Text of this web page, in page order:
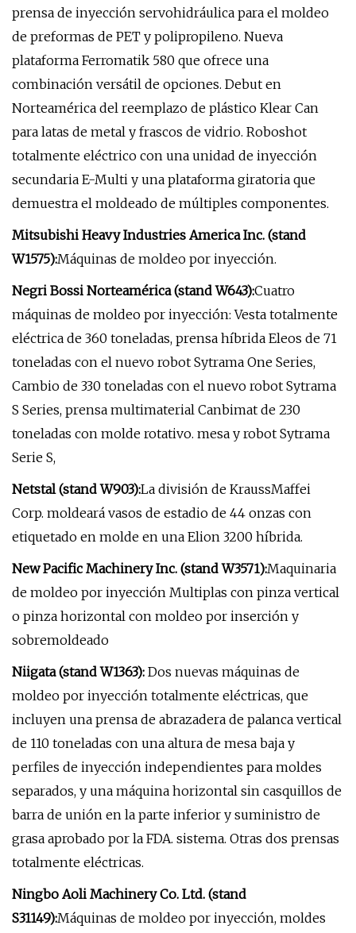
prensa de inyección servohidráulica para el moldeo
de preformas de PET y polipropileno. Nueva
plataforma Ferromatik 580 que ofrece una
combinación versátil de opciones. Debut en
Norteamérica del reemplazo de plástico Klear Can
para latas de metal y frascos de vidrio. Roboshot
totalmente eléctrico con una unidad de inyección
secundaria E-Multi y una plataforma giratoria que
demuestra el moldeado de múltiples componentes.
Mitsubishi Heavy Industries America Inc. (stand
W1575):Máquinas de moldeo por inyección.
Negri Bossi Norteamérica (stand W643):Cuatro
máquinas de moldeo por inyección: Vesta totalmente
eléctrica de 360 ​​toneladas, prensa híbrida Eleos de 71
toneladas con el nuevo robot Sytrama One Series,
Cambio de 330 toneladas con el nuevo robot Sytrama
S Series, prensa multimaterial Canbimat de 230
toneladas con molde rotativo. mesa y robot Sytrama
Serie S,
Netstal (stand W903):La división de KraussMaffei
Corp. moldeará vasos de estadio de 44 onzas con
etiquetado en molde en una Elion 3200 híbrida.
New Pacific Machinery Inc. (stand W3571):Maquinaria
de moldeo por inyección Multiplas con pinza vertical
o pinza horizontal con moldeo por inserción y
sobremoldeado
Niigata (stand W1363): Dos nuevas máquinas de
moldeo por inyección totalmente eléctricas, que
incluyen una prensa de abrazadera de palanca vertical
de 110 toneladas con una altura de mesa baja y
perfiles de inyección independientes para moldes
separados, y una máquina horizontal sin casquillos de
barra de unión en la parte inferior y suministro de
grasa aprobado por la FDA. sistema. Otras dos prensas
totalmente eléctricas.
Ningbo Aoli Machinery Co. Ltd. (stand
S31149):Máquinas de moldeo por inyección, moldes